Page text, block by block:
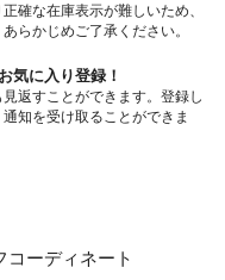
確な在庫表示が難しいため、
らかじめご了承ください。
気に入り登録！
返すことができます。登録し
知を受け取ることができま
コーディネート